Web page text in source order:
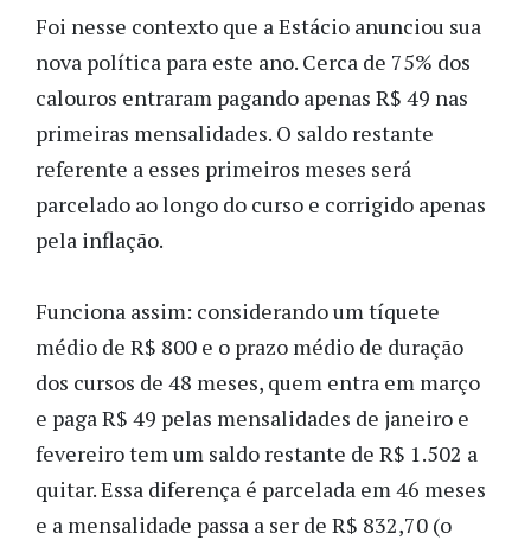
Foi nesse contexto que a Estácio anunciou sua
nova política para este ano. Cerca de 75% dos
calouros entraram pagando apenas R$ 49 nas
primeiras mensalidades. O saldo restante
referente a esses primeiros meses será
parcelado ao longo do curso e corrigido apenas
pela inflação.
Funciona assim: considerando um tíquete
médio de R$ 800 e o prazo médio de duração
dos cursos de 48 meses, quem entra em março
e paga R$ 49 pelas mensalidades de janeiro e
fevereiro tem um saldo restante de R$ 1.502 a
quitar. Essa diferença é parcelada em 46 meses
e a mensalidade passa a ser de R$ 832,70 (o